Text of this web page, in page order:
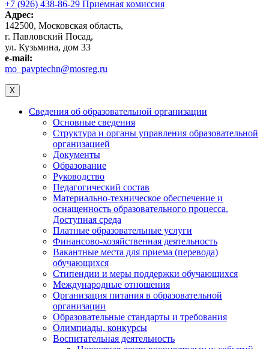
+7 (926) 438-86-29 Приемная комиссия
Адрес:
142500, Московская область,
г. Павловский Посад,
ул. Кузьмина, дом 33
e-mail:
mo_pavptechn@mosreg.ru
X
Сведения об образовательной организации
Основные сведения
Структура и органы управления образовательной
организацией
Документы
Образование
Руководство
Педагогический состав
Материально-техническое обеспечение и
оснащенность образовательного процесса.
Доступная среда
Платные образовательные услуги
Финансово-хозяйственная деятельность
Вакантные места для приема (перевода)
обучающихся
Стипендии и меры поддержки обучающихся
Международные отношения
Организация питания в образовательной
организации
Образовательные стандарты и требования
Олимпиады, конкурсы
Воспитательная деятельность